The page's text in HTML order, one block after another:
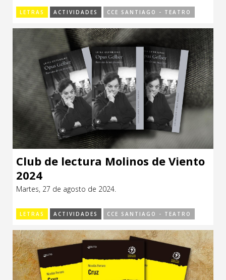
LETRAS ACTIVIDADES CCE SANTIAGO - TEATRO
Club de lectura Molinos de Viento
2024
Martes, 27 de agosto de 2024.
LETRAS ACTIVIDADES CCE SANTIAGO - TEATRO